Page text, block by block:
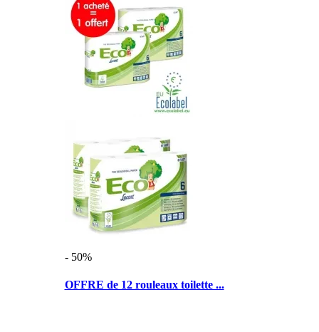
- 50%
OFFRE de 12 rouleaux toilette ...